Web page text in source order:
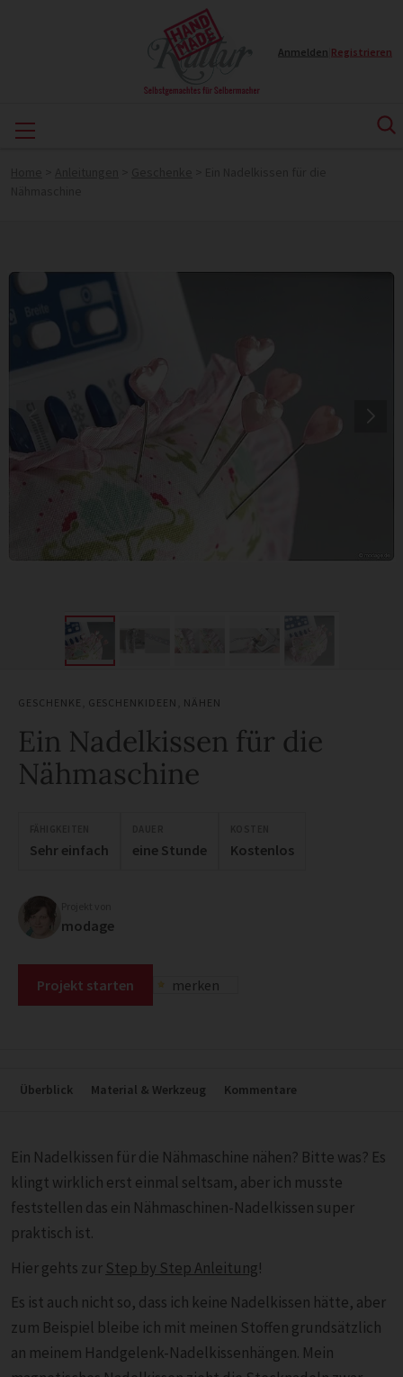
Anmelden Registrieren
GESCHENKE GESCHENKIDEEN NÄHEN
Ein Nadelkissen für die
Nähmaschine
Sehr einfach eine Stunde Kostenlos
modage
Projekt starten merken
Überblick Material & Werkzeug Kommentare
Ein Nadelkissen für die Nähmaschine nähen? Bitte was? Es
klingt wirklich erst einmal seltsam, aber ich musste
feststellen das ein Nähmaschinen-Nadelkissen super
praktisch ist.
Hier gehts zur Step by Step Anleitung!
Es ist auch nicht so, dass ich keine Nadelkissen hätte, aber
zum Beispiel bleibe ich mit meinen Stoffen grundsätzlich
an meinem Handgelenk-Nadelkissenhängen. Mein